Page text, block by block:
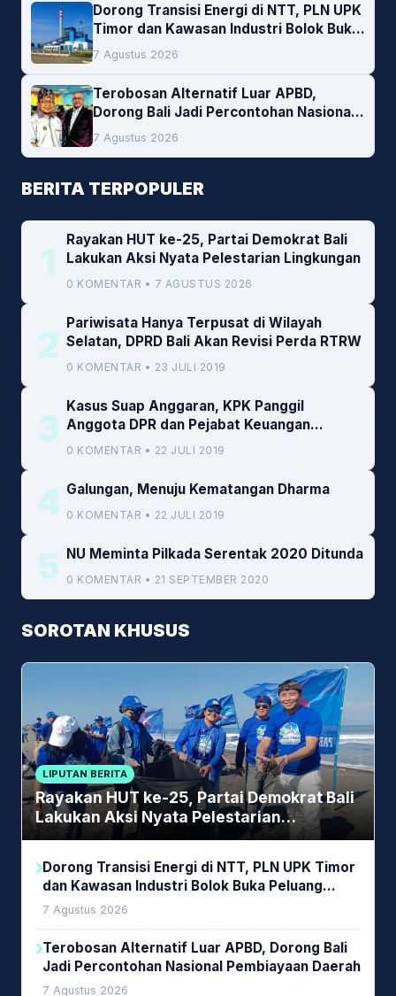
Dorong Transisi Energi di NTT, PLN UPK
Timor dan Kawasan Industri Bolok Buka
Peluang Investasi Woodchip untuk
Cofiring PLTU Bolok
7 Agustus 2026
Terobosan Alternatif Luar APBD,
Dorong Bali Jadi Percontohan Nasional
Pembiayaan Daerah
7 Agustus 2026
BERITA TERPOPULER
1
Rayakan HUT ke-25, Partai Demokrat Bali
Lakukan Aksi Nyata Pelestarian Lingkungan
0 KOMENTAR • 7 AGUSTUS 2026
2
Pariwisata Hanya Terpusat di Wilayah
Selatan, DPRD Bali Akan Revisi Perda RTRW
0 KOMENTAR • 23 JULI 2019
3
Kasus Suap Anggaran, KPK Panggil
Anggota DPR dan Pejabat Keuangan
Kemenkeu
0 KOMENTAR • 22 JULI 2019
4 Galungan, Menuju Kematangan Dharma
0 KOMENTAR • 22 JULI 2019
5 NU Meminta Pilkada Serentak 2020 Ditunda
0 KOMENTAR • 21 SEPTEMBER 2020
SOROTAN KHUSUS
LIPUTAN BERITA
Rayakan HUT ke-25, Partai Demokrat Bali
Lakukan Aksi Nyata Pelestarian
Lingkungan
Dorong Transisi Energi di NTT, PLN UPK Timor
dan Kawasan Industri Bolok Buka Peluang
Investasi Woodchip untuk Cofiring PLTU Bolok
7 Agustus 2026
Terobosan Alternatif Luar APBD, Dorong Bali
Jadi Percontohan Nasional Pembiayaan Daerah
7 Agustus 2026